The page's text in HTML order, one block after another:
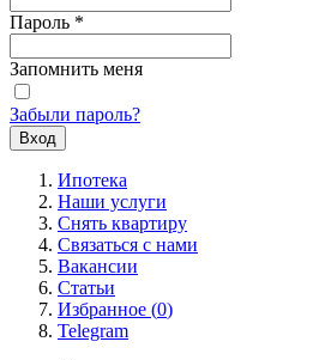
Пароль *
Запомнить меня
Забыли пароль?
Ипотека
Наши услуги
Снять квартиру
Связаться с нами
Вакансии
Статьи
Избранное (0)
Telegram